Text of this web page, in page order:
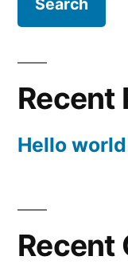
Recent
Hello
Recent